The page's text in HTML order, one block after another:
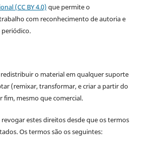
(CC BY 4.0) que permite o
com reconhecimento de autoria e
periódico.
o material em qualquer suporte
(remixar, transformar, e criar a partir do
fim, mesmo que comercial.
estes direitos desde que os termos
Os termos são os seguintes: